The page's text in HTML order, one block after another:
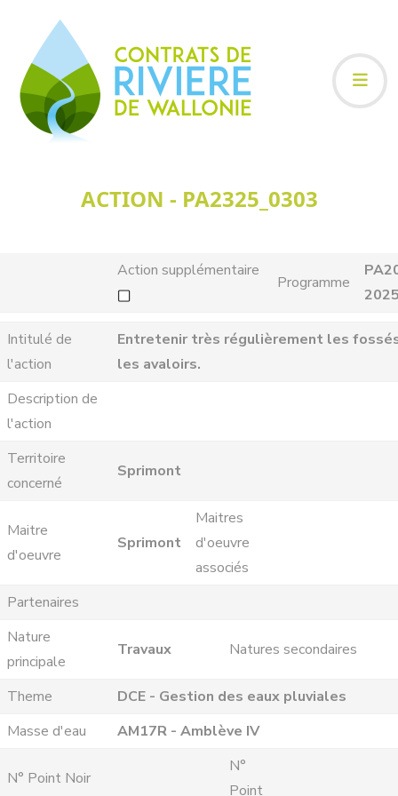
ACTION - PA2325_0303
Action supplémentaire
Programme
Intitulé de
l'action
Entretenir très régulièrement les
les avaloirs.
Description de
l'action
Territoire
concerné
Sprimont
Maitre
d'oeuvre
Sprimont
Maitres
d'oeuvre
associés
Partenaires
Nature
principale
Travaux Natures secondaires
Theme
DCE - Gestion des eaux pluviales
Masse d'eau
AM17R - Amblève IV
N° Point Noir
N°
Point